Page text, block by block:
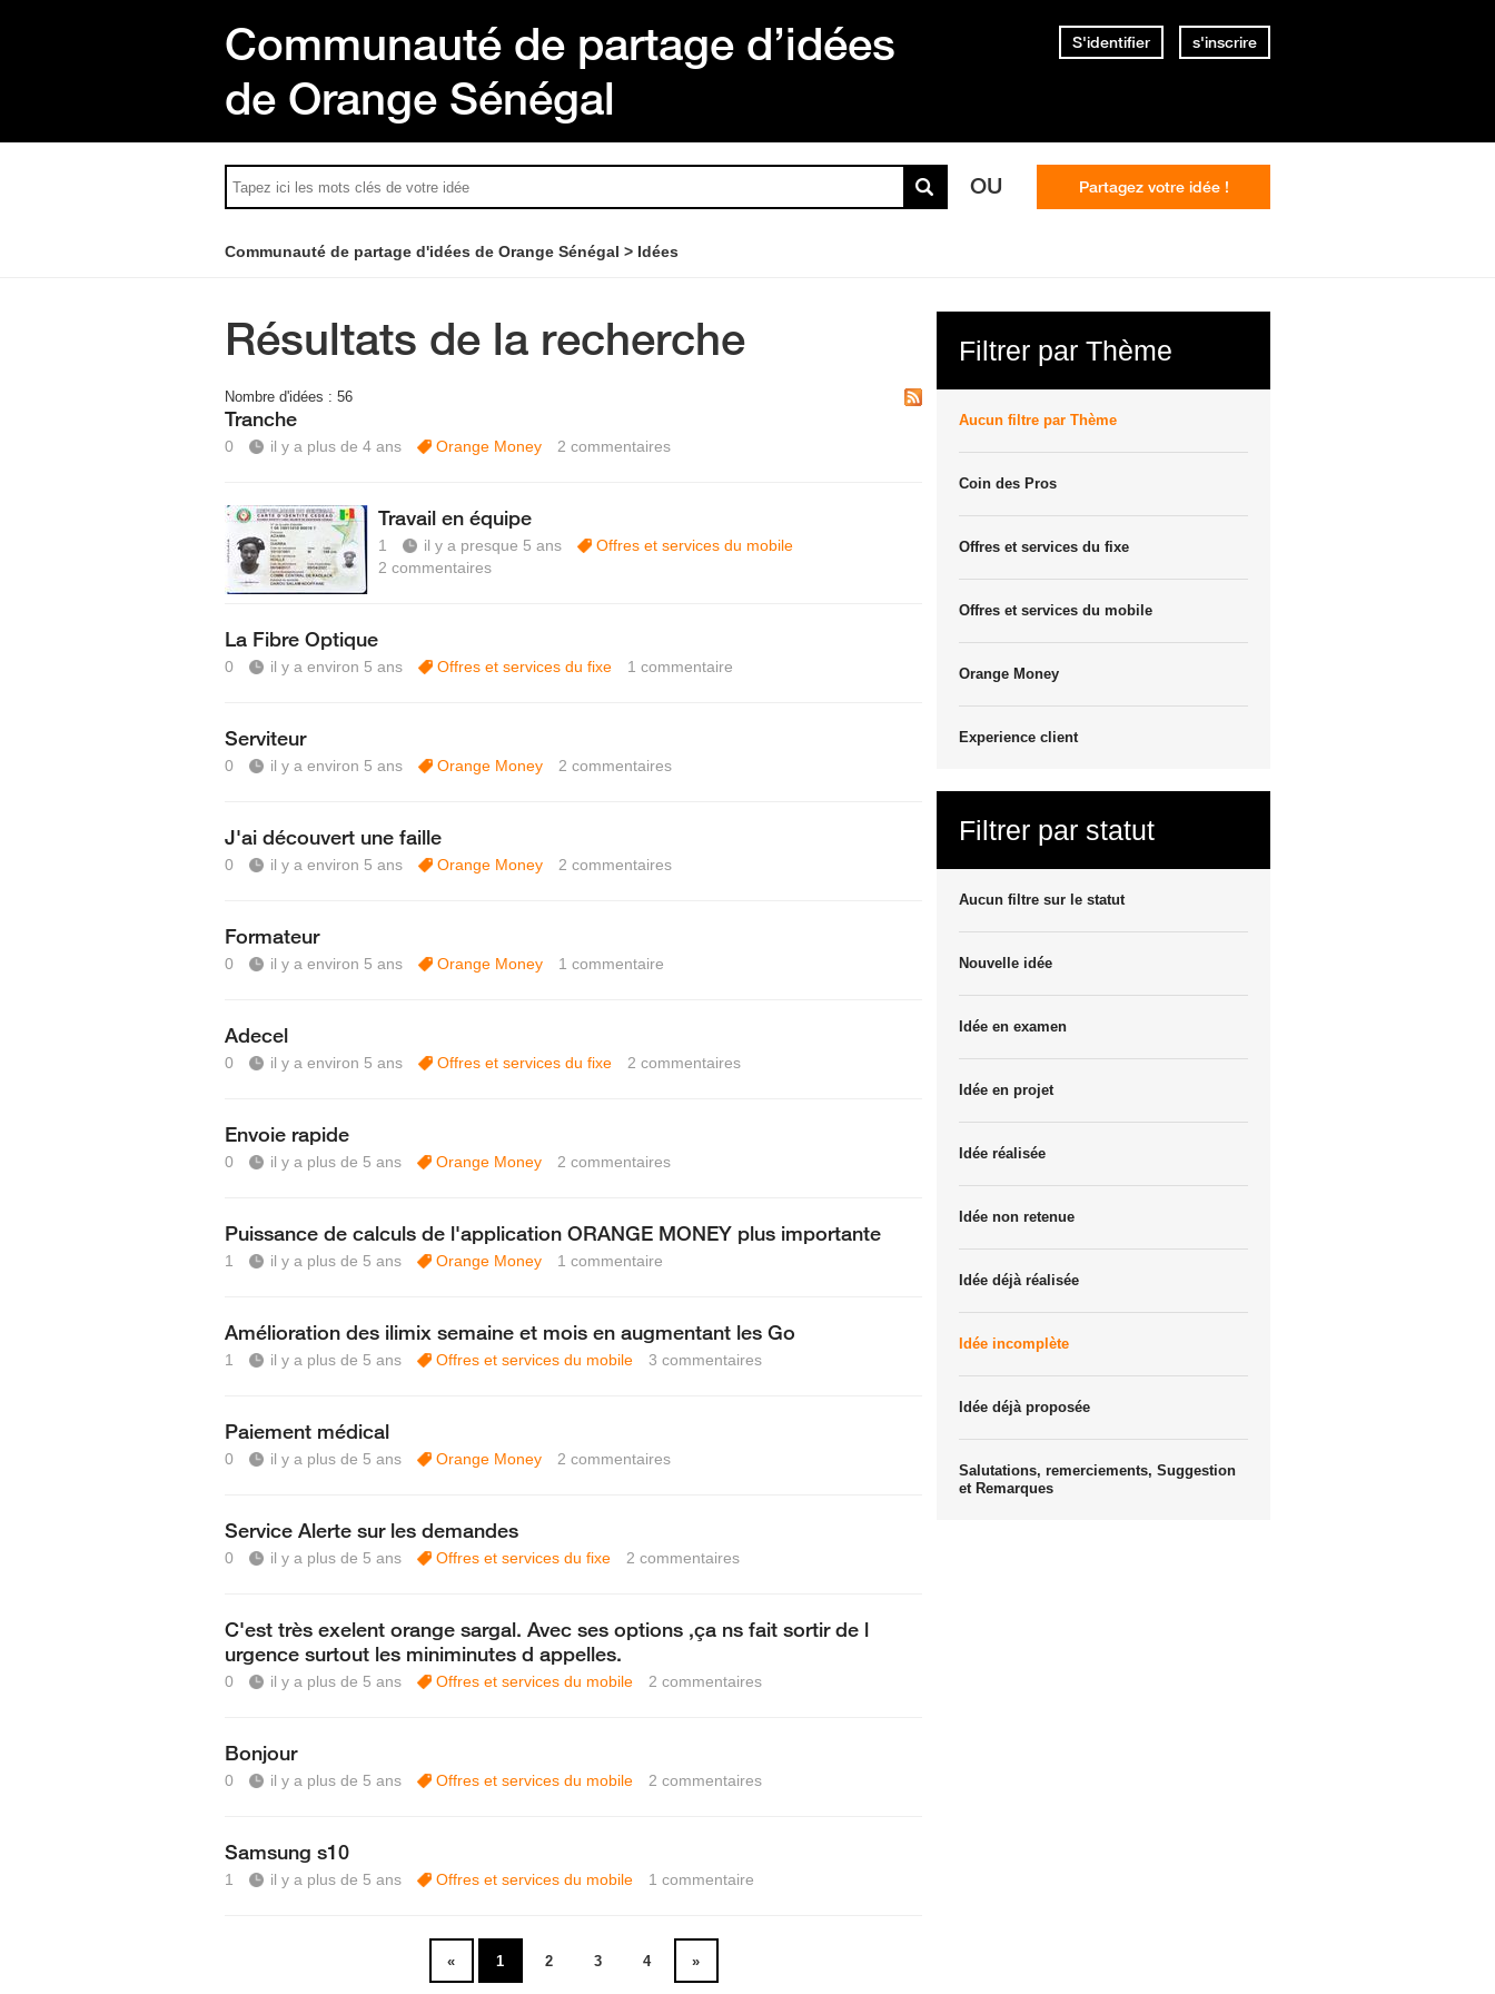
Communauté de partage d’idées
de Orange Sénégal
S'identifier s'inscrire
OU Partagez votre idée !
Communauté de partage d'idées de Orange Sénégal Idées
Résultats de la recherche
Nombre d'idées : 56
Tranche
0 il y a plus de 4 ans Orange Money 2 commentaires
Travail en équipe
1 il y a presque 5 ans
Offres et services du mobile
2 commentaires
La Fibre Optique
0 il y a environ 5 ans Offres et services du fixe 1 commentaire
Serviteur
0 il y a environ 5 ans Orange Money 2 commentaires
J'ai découvert une faille
0 il y a environ 5 ans Orange Money 2 commentaires
Formateur
0 il y a environ 5 ans Orange Money 1 commentaire
Adecel
0 il y a environ 5 ans Offres et services du fixe 2 commentaires
Envoie rapide
0 il y a plus de 5 ans Orange Money 2 commentaires
Puissance de calculs de l'application ORANGE MONEY plus importante
1 il y a plus de 5 ans Orange Money 1 commentaire
Amélioration des ilimix semaine et mois en augmentant les Go
1 il y a plus de 5 ans Offres et services du mobile 3 commentaires
Paiement médical
0 il y a plus de 5 ans Orange Money 2 commentaires
Service Alerte sur les demandes
0 il y a plus de 5 ans Offres et services du fixe 2 commentaires
C'est très exelent orange sargal. Avec ses options ,ça ns fait sortir de l
urgence surtout les miniminutes d appelles.
0 il y a plus de 5 ans Offres et services du mobile 2 commentaires
Bonjour
0 il y a plus de 5 ans Offres et services du mobile 2 commentaires
Samsung s10
1 il y a plus de 5 ans Offres et services du mobile 1 commentaire
« 1 2 3 4 »
Filtrer par Thème
Aucun filtre par Thème
Coin des Pros
Offres et services du fixe
Offres et services du mobile
Orange Money
Experience client
Filtrer par statut
Aucun filtre sur le statut
Nouvelle idée
Idée en examen
Idée en projet
Idée réalisée
Idée non retenue
Idée déjà réalisée
Idée incomplète
Idée déjà proposée
Salutations, remerciements, Suggestion
et Remarques